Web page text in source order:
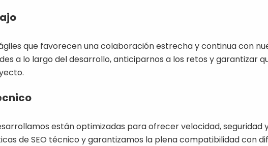
que favorecen una colaboración estrecha y continua con
a lo largo del desarrollo, anticiparnos a los retos y garantizar
están optimizadas para ofrecer velocidad, seguridad
de SEO técnico y garantizamos la plena compatibilidad con